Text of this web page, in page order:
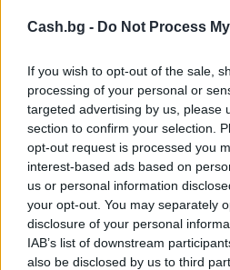
Cash.bg - Do Not Process
If you wish to opt-out of the sale,
processing of your personal or
targeted advertising by us, please
section to confirm your selection.
opt-out request is processed you
interest-based ads based on
us or personal information
your opt-out. You may separately
disclosure of your personal
IAB’s list of downstream
also be disclosed by us to third
Древен храм на почти
откриха под кафене
Полша
07.08.2026 / 16:00